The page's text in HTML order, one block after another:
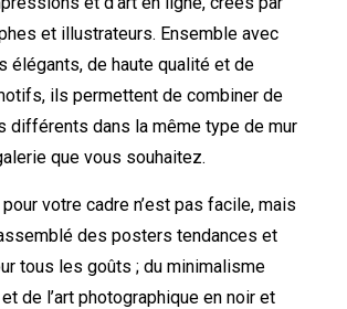
et illustrateurs. Ensemble avec
élégants, de haute qualité et de
ils permettent de combiner de
différents dans la même type de mur
que vous souhaitez.
votre cadre n’est pas facile, mais
des posters tendances et
tous les goûts ; du minimalisme
de l’art photographique en noir et